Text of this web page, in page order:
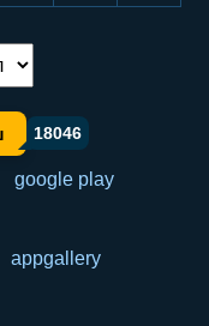
18046